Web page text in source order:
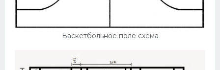
Баскетбольное поле схема